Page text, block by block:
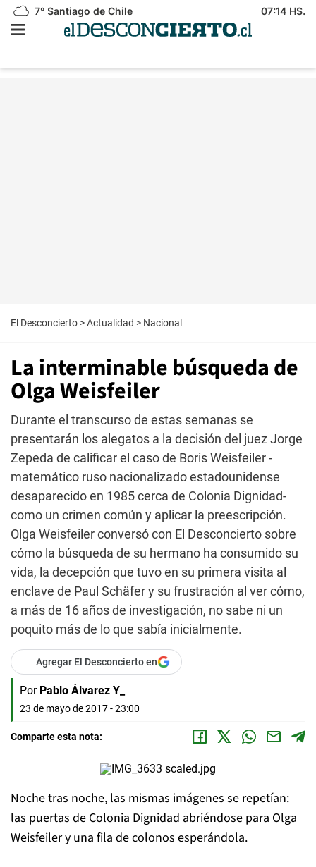
7° Santiago de Chile 07:14 HS.
El Desconcierto >Actualidad > Nacional
La interminable búsqueda de
Olga Weisfeiler
Durante el transcurso de estas semanas se
presentarán los alegatos a la decisión del juez Jorge
Zepeda de calificar el caso de Boris Weisfeiler -
matemático ruso nacionalizado estadounidense
desaparecido en 1985 cerca de Colonia Dignidad-
como un crimen común y aplicar la preescripción.
Olga Weisfeiler conversó con El Desconcierto sobre
cómo la búsqueda de su hermano ha consumido su
vida, la decepción que tuvo en su primera visita al
enclave de Paul Schäfer y su frustración al ver cómo,
a más de 16 años de investigación, no sabe ni un
poquito más de lo que sabía inicialmente.
Agregar El Desconcierto en
Por Pablo Álvarez Y_
23 de mayo de 2017 - 23:00
Comparte esta nota:
Noche tras noche, las mismas imágenes se repetían:
las puertas de Colonia Dignidad abriéndose para Olga
Weisfeiler y una fila de colonos esperándola.